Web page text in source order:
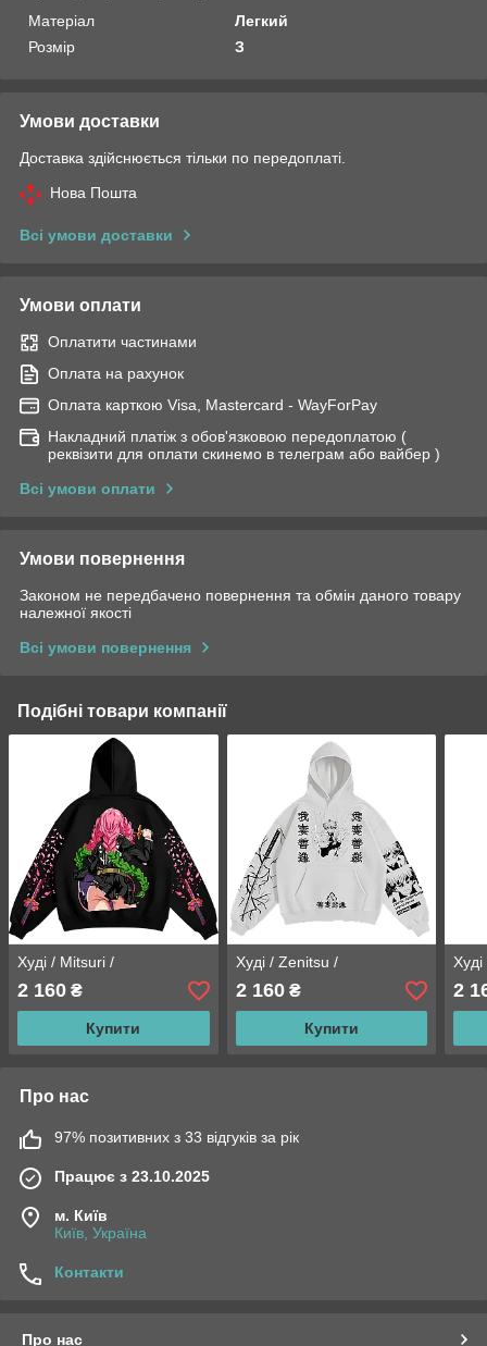
Матеріал
Легкий
Розмір
З
Умови доставки
Доставка здійснюється тільки по передоплаті.
Нова Пошта
Всі умови доставки
Умови оплати
Оплатити частинами
Оплата на рахунок
Оплата карткою Visa, Mastercard - WayForPay
Накладний платіж з обов'язковою передоплатою (
реквізити для оплати скинемо в телеграм або вайбер )
Всі умови оплати
Умови повернення
Законом не передбачено повернення та обмін даного товару
належної якості
Всі умови повернення
Подібні товари компанії
Худі / Mitsuri /
2 160 ₴
Купити
Худі / Zenitsu /
2 160₴
Купити
2
Про нас
97% позитивних з 33 відгуків за рік
Працює з 23.10.2025
м. Київ
Київ, Україна
Контакти
Про нас